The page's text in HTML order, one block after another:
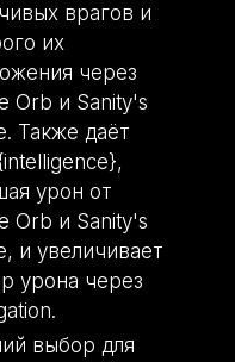
врагов и
их
через
Orb и Sanity's
Также даёт
урон от
Orb и Sanity's
и увеличивает
урона через
выбор для